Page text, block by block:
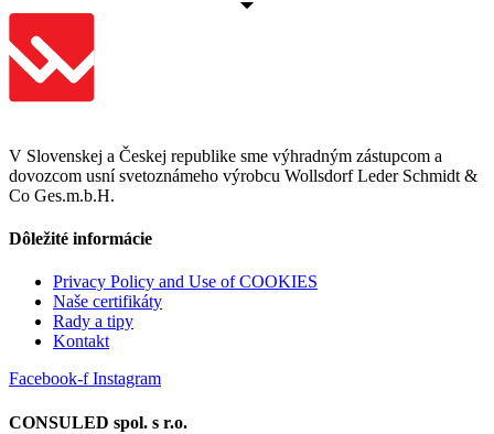
V Slovenskej a Českej republike sme výhradným zástupcom a
dovozcom usní svetoznámeho výrobcu Wollsdorf Leder Schmidt &
Co Ges.m.b.H.
Dôležité informácie
Privacy Policy and Use of COOKIES
Naše certifikáty
Rady a tipy
Kontakt
Facebook-f Instagram
CONSULED spol. s r.o.